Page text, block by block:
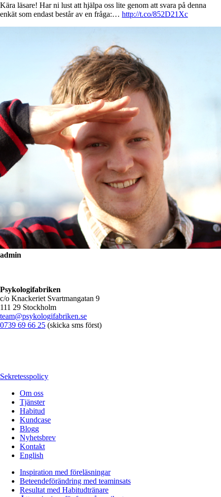
Kära läsare! Har ni lust att hjälpa oss lite genom att svara på denna
enkät som endast består av en fråga:… http://t.co/852D21Xc
admin
Psykologifabriken
c/o Knackeriet Svartmangatan 9
111 29 Stockholm
team@psykologifabriken.se
0739 69 66 25 (skicka sms först)
Sekretesspolicy
Om oss
Tjänster
Habitud
Kundcase
Blogg
Nyhetsbrev
Kontakt
English
Inspiration med föreläsningar
Beteendeförändring med teaminsats
Resultat med Habitudtränare